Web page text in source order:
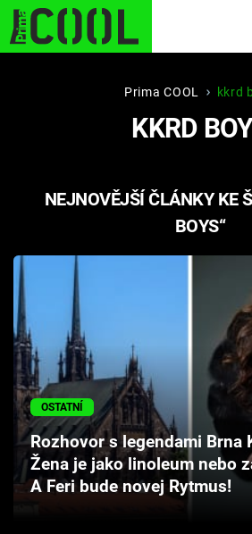
STARHOUSE BUFFY,
PLNEJ KOTEL AVENGERS
Seriály
Hry
Cool Esport
Pořady
Prima COOL kkrd
KKRD
NEJNOVĚJŠÍ ČLÁNKY KE
BOYS“
OSTATNÍ
Rozhovor s legendami Brna
Žena je jako linoleum nebo
A Feri bude novej Rytmus!